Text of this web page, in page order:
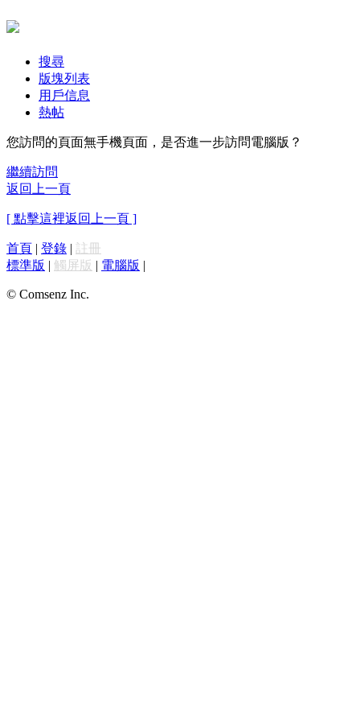
搜尋
版塊列表
用戶信息
熱帖
您訪問的頁面無手機頁面，是否進一步訪問電腦版？
繼續訪問
返回上一頁
[ 點擊這裡返回上一頁 ]
首頁 | 登錄 | 註冊
標準版 | 觸屏版 | 電腦版 |
© Comsenz Inc.